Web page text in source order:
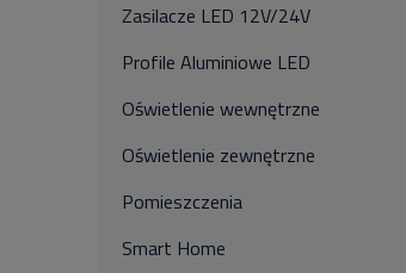
Zasilacze LED 12V/24V
Profile Aluminiowe LED
Oświetlenie wewnętrzne
Oświetlenie zewnętrzne
Pomieszczenia
Smart Home